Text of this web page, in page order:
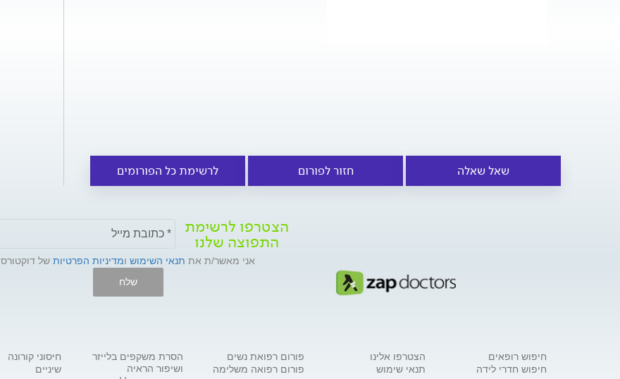
שאל שאלה חזור לפורום לרשימת כל הפורומים
הצטרפו לרשימת
התפוצה שלנו
אני מאשר/ת את תנאי השימוש ומדיניות הפרטיות של דוקטורס
שלח
חיפוש רופאים
חיפוש חדרי לידה
הצטרפו אלינו
תנאי שימוש
פורום רפואת נשים
פורום רפואה משלימה
הסרת משקפים בלייזר
ושיפור הראיה
חיסוני קורונה
שיניים